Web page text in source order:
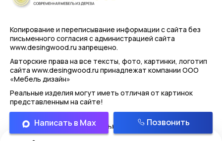
Копирование и переписывание информации с сайта без
письменного согласия с администрацией сайта
www.desingwood.ru запрещено.
Авторские права на все тексты, фото, картинки, логотип
сайта www.desingwood.ru принадлежат компании ООО
«Мебель дизайн»
Реальные изделия могут иметь отличая от картинок
представленным на сайте!
Политика конфиденциальности
Написать в Max Позвонить